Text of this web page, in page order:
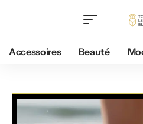
Accessoires Beauté